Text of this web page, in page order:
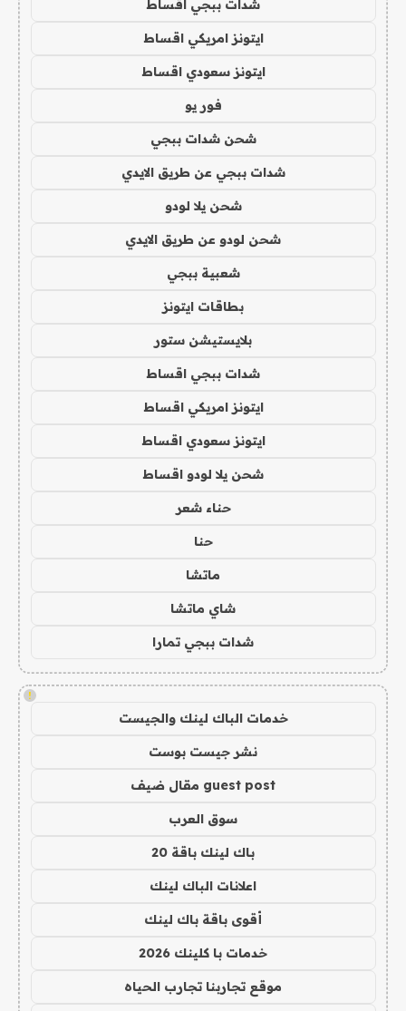
شدات ببجي اقساط
ايتونز امريكي اقساط
ايتونز سعودي اقساط
فور يو
شحن شدات ببجي
شدات ببجي عن طريق الايدي
شحن يلا لودو
شحن لودو عن طريق الايدي
شعبية ببجي
بطاقات ايتونز
بلايستيشن ستور
شدات ببجي اقساط
ايتونز امريكي اقساط
ايتونز سعودي اقساط
شحن يلا لودو اقساط
حناء شعر
حنا
ماتشا
شاي ماتشا
شدات ببجي تمارا
!
خدمات الباك لينك والجيست
نشر جيست بوست
guest post مقال ضيف
سوق العرب
باك لينك باقة 20
اعلانات الباك لينك
أقوى باقة باك لينك
خدمات با كلينك 2026
موقع تجاربنا تجارب الحياه